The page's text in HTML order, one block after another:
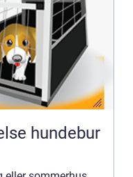
hundebur